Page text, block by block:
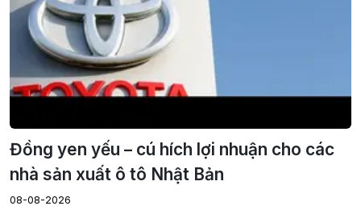
Đồng yen yếu – cú hích lợi nhuận cho các
nhà sản xuất ô tô Nhật Bản
08-08-2026